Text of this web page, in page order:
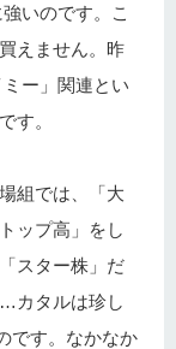
いのです。こ
えません。昨
ー」関連とい
す。
組では、「大
ップ高」をし
スター株」だ
カタルは珍し
です。なかなか